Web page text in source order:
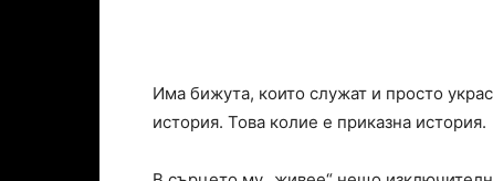
Има бижута, които служат и просто
история. Това колие е приказна история.